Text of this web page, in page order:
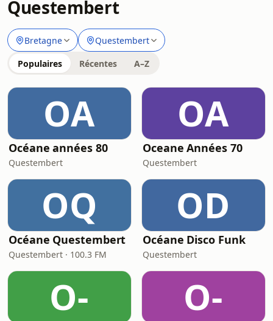
Questembert
Bretagne Questembert
Populaires Récentes A–Z
OA
Océane années 80
Questembert
OA
Oceane Années 70
Questembert
OQ
Océane Questembert
Questembert · 100.3 FM
OD
Océane Disco Funk
Questembert
O- O-